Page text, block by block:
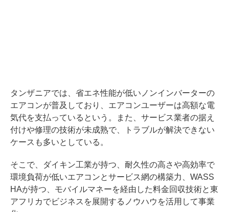
タンザニアでは、省エネ性能が低いノンインバーターの
エアコンが普及しており、エアコンユーザーは高額な電
気代を支払っているという。また、サービス業者の据え
付けや修理の技術が未成熟で、トラブルが解決できない
ケースも多いとしている。
そこで、ダイキン工業が持つ、耐久性の高さや高効率で
環境負荷が低いエアコンとサービス網の構築力、WASS
HAが持つ、モバイルマネーを経由した料金回収技術と東
アフリカでビジネスを展開するノウハウを活用して事業